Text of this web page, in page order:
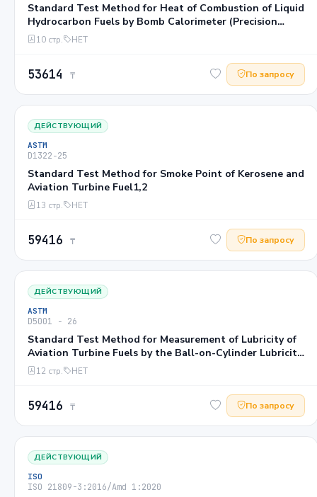
Standard Test Method for Heat of Combustion of Liquid
Hydrocarbon Fuels by Bomb Calorimeter (Precision
Method)1
10 стр. НЕТ
53614 ₸ По запросу
ДЕЙСТВУЮЩИЙ
ASTM
D1322−25
Standard Test Method for Smoke Point of Kerosene and
Aviation Turbine Fuel1,2
13 стр. НЕТ
59416 ₸ По запросу
ДЕЙСТВУЮЩИЙ
ASTM
D5001 − 26
Standard Test Method for Measurement of Lubricity of
Aviation Turbine Fuels by the Ball-on-Cylinder Lubricity
Evaluator (BOCLE)1
12 стр. НЕТ
59416 ₸ По запросу
ДЕЙСТВУЮЩИЙ
ISO
ISO 21809-3:2016/Amd 1:2020